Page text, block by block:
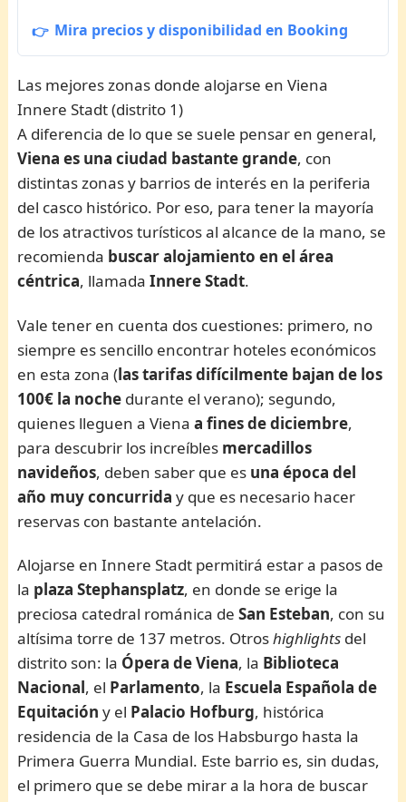
Mira precios y disponibilidad en Booking
Las mejores zonas donde alojarse en Viena
Innere Stadt (distrito 1)
A diferencia de lo que se suele pensar en general,
Viena es una ciudad bastante grande, con
distintas zonas y barrios de interés en la periferia
del casco histórico. Por eso, para tener la mayoría
de los atractivos turísticos al alcance de la mano, se
recomienda buscar alojamiento en el área
céntrica, llamadaInnere Stadt.
Vale tener en cuenta dos cuestiones: primero, no
siempre es sencillo encontrar hoteles económicos
en esta zona (las tarifas difícilmente bajan de los
100€ la noche durante el verano); segundo,
quienes lleguen a Vienaa fines dediciembre,
para descubrir los increíbles mercadillos
navideños, deben saber que es una época del
año muy concurrida y que es necesario hacer
reservas con bastante antelación.
Alojarse en Innere Stadt permitirá estar a pasos de
la plaza Stephansplatz, en donde se erige la
preciosa catedral románica deSan Esteban, con su
altísima torre de 137 metros. Otroshighlights del
distrito son: la Ópera de Viena, la Biblioteca
Nacional, el Parlamento, la Escuela Española de
Equitación y el Palacio Hofburg, histórica
residencia de la Casa de los Habsburgo hasta la
Primera Guerra Mundial. Este barrio es, sin dudas,
el primero que se debe mirar a la hora de buscar